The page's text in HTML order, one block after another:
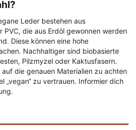
Leder bestehen aus
PVC, die aus Erdöl gewonnen werden
Diese können eine hohe
Nachhaltiger sind biobasierte
Pilzmyzel oder Kaktusfasern.
die genauen Materialien zu achten
„vegan“ zu vertrauen. Informier dich